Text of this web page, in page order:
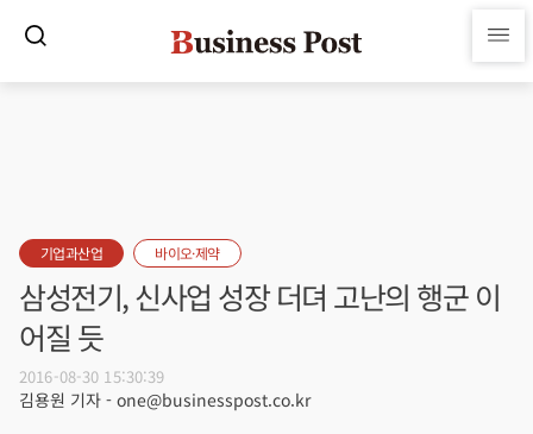
기업과산업 바이오·제약
삼성전기, 신사업 성장 더뎌 고난의 행군 이
어질 듯
2016-08-30 15:30:39
김용원 기자 - one@businesspost.co.kr